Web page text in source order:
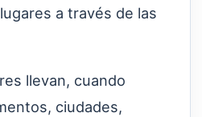
a través de las
llevan, cuando
ciudades,